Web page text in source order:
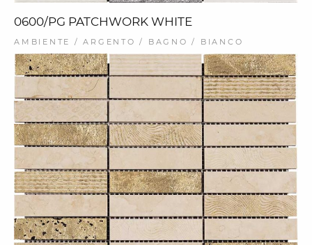
0600/PG PATCHWORK WHITE
AMBIENTE / ARGENTO / BAGNO / BIANCO